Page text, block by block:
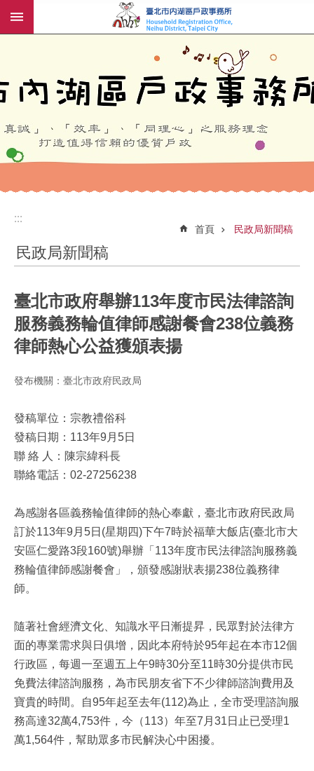
跳到主要內容區塊
:::
:::
首頁 民政局新聞稿
民政局新聞稿
臺北市政府舉辦113年度市民法律諮詢
服務義務輪值律師感謝餐會238位義務
律師熱心公益獲頒表揚
發布機關：臺北市政府民政局
發稿單位：宗教禮俗科
發稿日期：113年9月5日
聯 絡 人：陳宗緯科長
聯絡電話：02-27256238
為感謝各區義務輪值律師的熱心奉獻，臺北市政府民政局
訂於113年9月5日(星期四)下午7時於福華大飯店(臺北市大
安區仁愛路3段160號)舉辦「113年度市民法律諮詢服務義
務輪值律師感謝餐會」，頒發感謝狀表揚238位義務律
師。
隨著社會經濟文化、知識水平日漸提昇，民眾對於法律方
面的專業需求與日俱增，因此本府特於95年起在本市12個
行政區，每週一至週五上午9時30分至11時30分提供市民
免費法律諮詢服務，為市民朋友省下不少律師諮詢費用及
寶貴的時間。自95年起至去年(112)為止，全市受理諮詢服
務高達32萬4,753件，今（113）年至7月31日止已受理1
萬1,564件，幫助眾多市民解決心中困擾。